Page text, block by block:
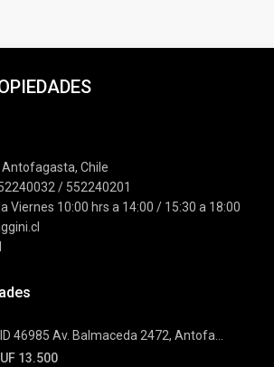
Antofagasta, Chile
/ 552240201
Viernes 10:00 hrs a 14:00 / 15:30 a 18:00
ID 46985 Av. Balmaceda 2472, Antofa...
UF 13.500